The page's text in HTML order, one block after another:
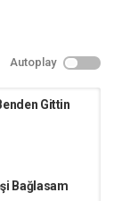
Autoplay
Gittin
Bağlasam